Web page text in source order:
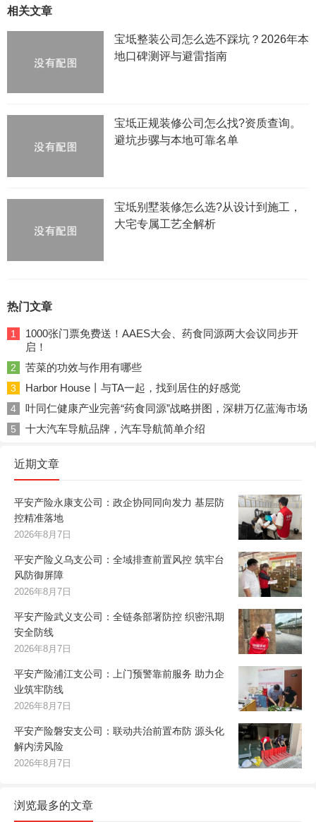
相关文章
宝坻整装公司怎么选不踩坑？2026年本
地口碑测评与避雷指南
宝坻正规装修公司怎么找?资质查询。
避坑步骡与本地可靠名单
宝坻别墅装修怎么选?从设计到施工，
大宅专属工艺全解析
热门文章
1
1000张门票免费送！AAES大会、药食同源两大会议同步开
启！
2 苦菜的功效与作用有哪些
3 Harbor House丨与TA一起，找到居住的好感觉
4 叶同仁健康产业完善“药食同源”战略拼图，深耕万亿蓝海市场
5 十大汽车导航品牌，汽车导航简单介绍
近期文章
平安产险永康支公司：政企协同同向发力 基层防
控精准落地
2026年8月7日
平安产险义乌支公司：全域排查前置风控 筑牢台
风防御屏障
2026年8月7日
平安产险武义支公司：全链条部署防控 织密汛期
安全防线
2026年8月7日
平安产险浦江支公司：上门预警靠前服务 助力企
业筑牢防线
2026年8月7日
平安产险磐安支公司：联动共治前置布防 源头化
解内涝风险
2026年8月7日
浏览最多的文章